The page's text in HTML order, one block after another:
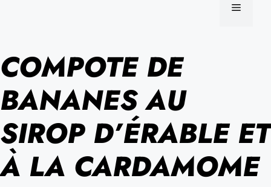
MENU
COMPOTE DE
BANANES AU
SIROP D’ÉRABLE ET
À LA CARDAMOME